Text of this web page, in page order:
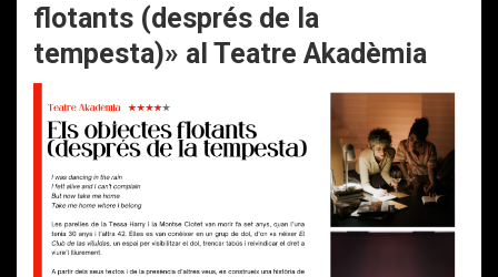
flotants (després de la
tempesta)» al Teatre Akadèmia